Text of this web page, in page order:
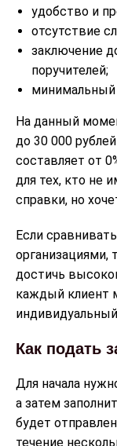
удобство и
отсутствие
заключение
поручителей;
минимальный
На данный
до 30 000
составляет от
для тех, кто не
справки, но
Если
организациями,
достичь
каждый клиент
Как подать
Для начала
а затем
будет
течение